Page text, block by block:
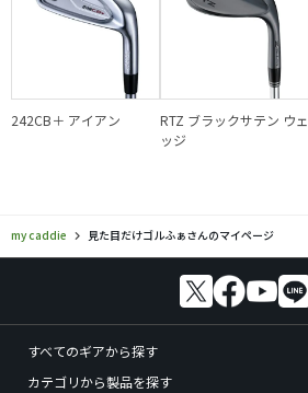
242CB＋ アイアン
RTZ ブラックサテン ウェ
ッジ
my caddie 見た目だけゴルふぁさんのマイページ
すべてのギアから探す
カテゴリから製品を探す